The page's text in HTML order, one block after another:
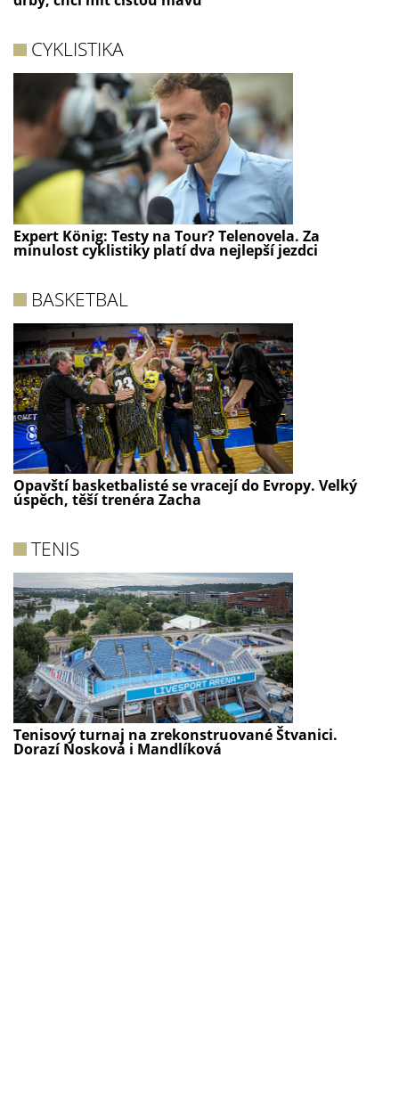
CYKLISTIKA
Expert König: Testy na Tour? Telenovela. Za
minulost cyklistiky platí dva nejlepší jezdci
BASKETBAL
Opavští basketbalisté se vracejí do Evropy. Velký
úspěch, těší trenéra Zacha
TENIS
Tenisový turnaj na zrekonstruované Štvanici.
Dorazí Nosková i Mandlíková